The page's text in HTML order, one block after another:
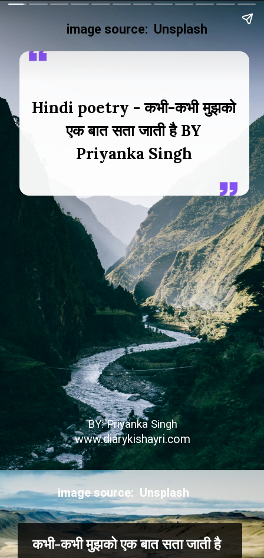
Hindi poetry - कभी-कभी मुझको
एक बात सता जाती है BY
Priyanka Singh
image source: Unsplash
www.diarykishayri.com
BY: Priyanka Singh
कभी-कभी मुझको एक बात सता जाती है
image source: Unsplash